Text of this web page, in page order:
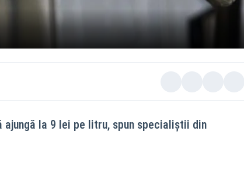
la 9 lei pe litru, spun specialiştii din